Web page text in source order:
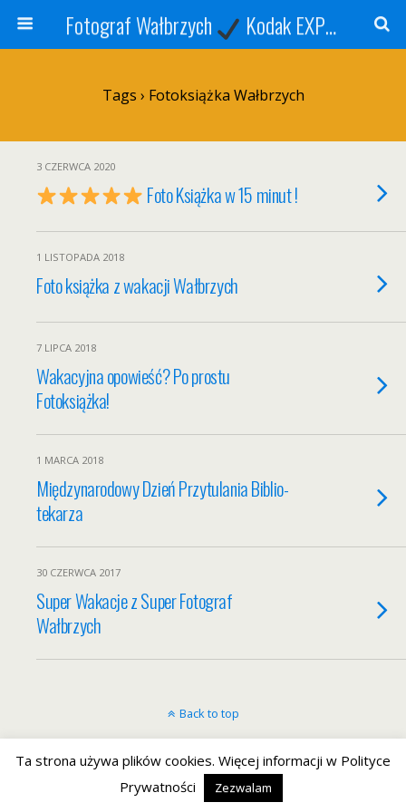
Fotograf Wałbrzych Kodak EXPRESS
Tags › Fotoksiążka Wałbrzych
3 CZERWCA 2020
Foto Książka w 15 minut !
1 LISTOPADA 2018
Foto książka z wakacji Wałbrzych
7 LIPCA 2018
Wakacyjna opowieść? Po prostu
Fotoksiążka!
1 MARCA 2018
Między­na­ro­dowy Dzień Przy­tu­la­nia Biblio­
te­ka­rza
30 CZERWCA 2017
Super Wakacje z Super Fotograf
Wałbrzych
Back to top
Mobile Desktop
Ta strona używa plików cookies. Więcej informacji w Polityce
Prywatności
Zezwalam